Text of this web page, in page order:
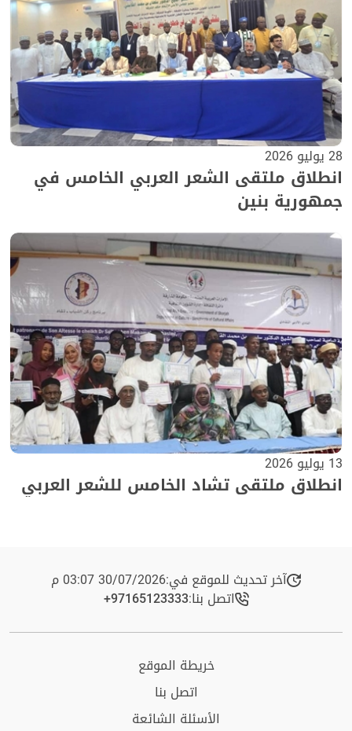
28 يوليو 2026
انطلاق ملتقى الشعر العربي الخامس في
جمهورية بنين
13 يوليو 2026
انطلاق ملتقى تشاد الخامس للشعر العربي
آخر تحديث للموقع في:30/07/2026 03:07 م
اتصل بنا:+97165123333​
خريطة الموقع
اتصل بنا
الأسئلة الشائعة